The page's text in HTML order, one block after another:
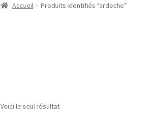
Accueil Produits identifiés “ardeche”
Voici le seul résultat